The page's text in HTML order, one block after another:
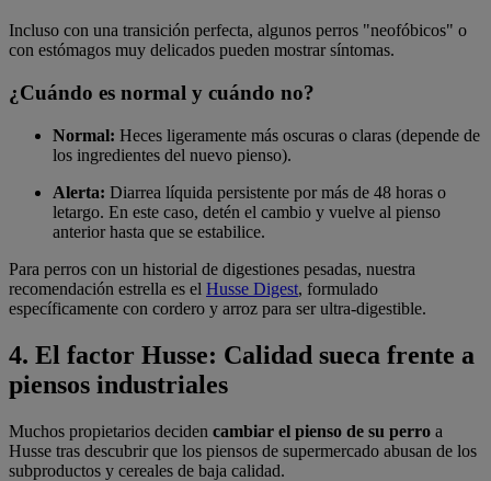
Incluso con una transición perfecta, algunos perros "neofóbicos" o
con estómagos muy delicados pueden mostrar síntomas.
¿Cuándo es normal y cuándo no?
Normal: Heces ligeramente más oscuras o claras (depende de
los ingredientes del nuevo pienso).
Alerta: Diarrea líquida persistente por más de 48 horas o
letargo. En este caso, detén el cambio y vuelve al pienso
anterior hasta que se estabilice.
Para perros con un historial de digestiones pesadas, nuestra
recomendación estrella es el Husse Digest, formulado
específicamente con cordero y arroz para ser ultra-digestible.
4. El factor Husse: Calidad sueca frente a
piensos industriales
Muchos propietarios deciden cambiar el pienso de su perro a
Husse tras descubrir que los piensos de supermercado abusan de los
subproductos y cereales de baja calidad.